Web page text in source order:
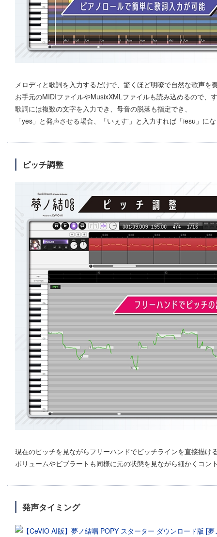
メロディと歌詞を入力するだけで、驚くほど明瞭で自然な歌声を
お手元のMIDIファイルやMusixXMLファイルも読み込めるので、
歌詞には複数の文字を入力でき、母音の脱落も指定でき、
「yes」と発声させる場合、「いぇす'」と入力すれば「iesu」に
ピッチ調整
現在のピッチを見ながらフリーハンドでピッチラインを直接描け
ボリュームやビブラートも同様に元の状態を見ながら細かくコン
発声タイミング